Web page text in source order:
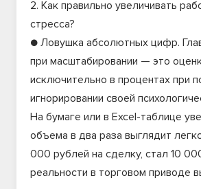
2. Как правильно увеличивать
стресса?
● Ловушка абсолютных цифр.
при масштабировании — это
исключительно в процентах при
игнорировании своей
На бумаге или в Excel-таблице
объема в два раза выглядит
000 рублей на сделку, стал 10
реальности в торговом приводе